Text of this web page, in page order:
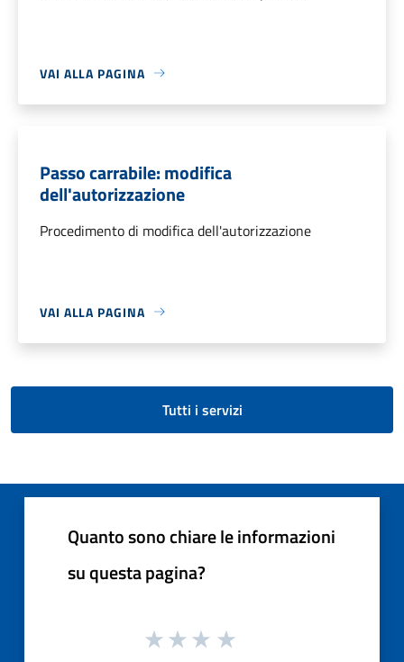
VAI ALLA PAGINA
Passo carrabile: modifica
dell'autorizzazione
Procedimento di modifica dell'autorizzazione
VAI ALLA PAGINA
Tutti i servizi
Quanto sono chiare le informazioni
su questa pagina?